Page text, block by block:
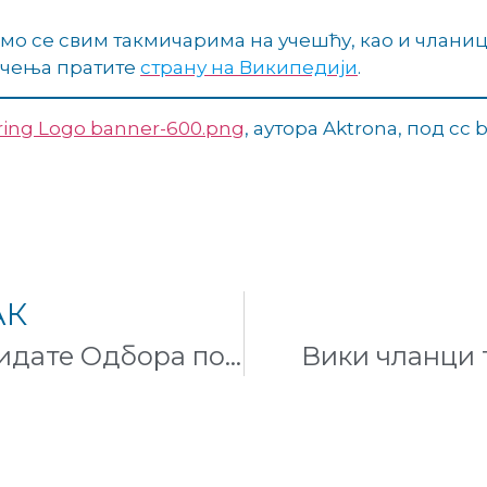
се свим такмичарима на учешћу, као и
пратите страну на Википедији.
Logo banner-600.png, аутора Aktrona, под cc
Отворен позив за кандидате Одбора повереника Задужбине Викимедија Вики чланци